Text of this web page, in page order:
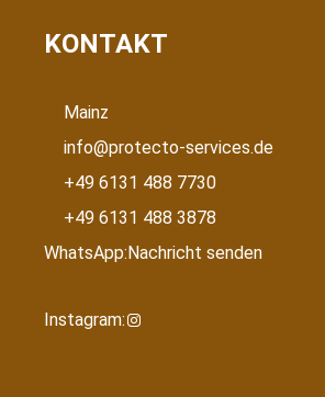
KONTAKT
Mainz
info@protecto-services.de
+49 6131 488 7730
+49 6131 488 3878
WhatsApp:Nachricht senden
Instagram: